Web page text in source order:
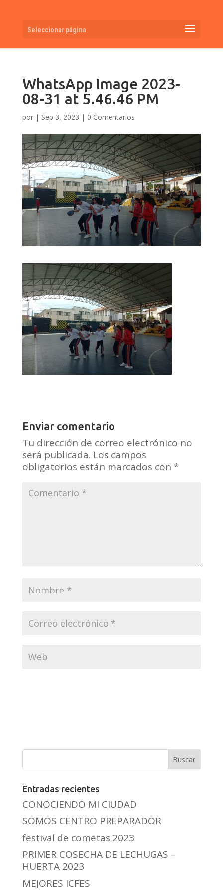
Seleccionar página
WhatsApp Image 2023-
08-31 at 5.46.46 PM
por | Sep 3, 2023 | 0 Comentarios
Enviar comentario
Tu dirección de correo electrónico no
será publicada. Los campos
obligatorios están marcados con *
Entradas recientes
CONOCIENDO MI CIUDAD
SOMOS CENTRO PREPARADOR
festival de cometas 2023
PRIMER COSECHA DE LECHUGAS –
HUERTA 2023
MEJORES ICFES